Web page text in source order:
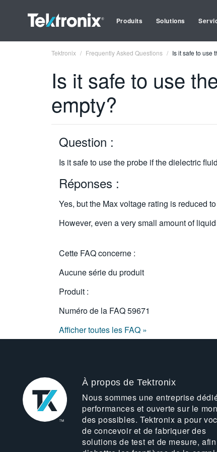
Produits Solutions
Tektronix Frequently Asked Questions Is it safe to use
Is it safe to use
empty?
Question :
Is it safe to use the probe if the dielectric
Réponses :
Yes, but the Max voltage rating is reduced
However, even a very small amount of
Cette FAQ concerne :
Aucune série du produit
Produit :
Numéro de la FAQ59671
Afficher toutes les FAQ »
À propos de Tektronix
Nous sommes une entreprise
performances et ouverte sur le
des possibles. Tektronix a pour
de concevoir et de fabriquer des
solutions de test et de mesure, afin